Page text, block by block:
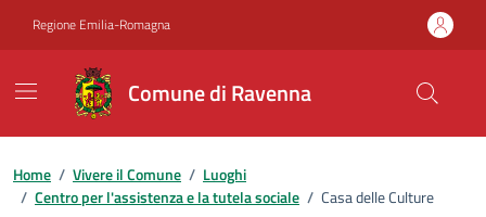
Regione Emilia-Romagna
Comune di Ravenna
Home / Vivere il Comune / Luoghi
/ Centro per l'assistenza e la tutela sociale / Casa delle Culture